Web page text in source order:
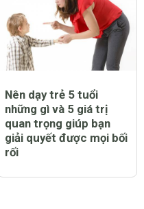
Nên dạy trẻ 5 tuổi
những gì và 5 giá trị
quan trọng giúp bạn
giải quyết được mọi bối
rối